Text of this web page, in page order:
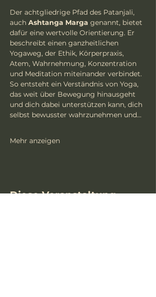
Der achtgliedrige Pfad des Patanjali,
auch Ashtanga Marga genannt, bietet
dafür eine wertvolle Orientierung. Er
beschreibt einen ganzheitlichen
Yogaweg, der Ethik, Körperpraxis,
Atem, Wahrnehmung, Konzentration
und Meditation miteinander verbindet.
So entsteht ein Verständnis von Yoga,
das weit über Bewegung hinausgeht
und dich dabei unterstützen kann, dich
selbst bewusster wahrzunehmen und…
Mehr anzeigen
Diese Veranstaltung